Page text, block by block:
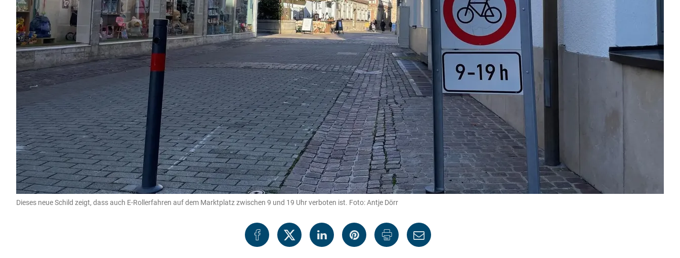
Dieses neue Schild zeigt, dass auch E-Rollerfahren auf dem Marktplatz zwischen 9 und 19 Uhr verboten ist. Foto: Antje Dörr